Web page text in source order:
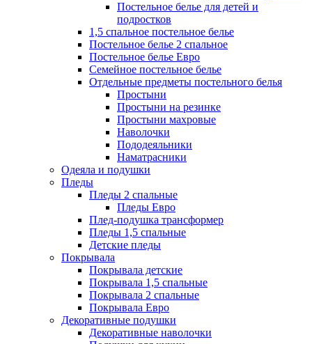
Постельное белье для детей и
подростков
1,5 спальное постельное белье
Постельное белье 2 спальное
Постельное белье Евро
Семейное постельное белье
Отдельные предметы постельного белья
Простыни
Простыни на резинке
Простыни махровые
Наволочки
Пододеяльники
Наматрасники
Одеяла и подушки
Пледы
Пледы 2 спальные
Пледы Евро
Плед-подушка трансформер
Пледы 1,5 спальные
Детские пледы
Покрывала
Покрывала детские
Покрывала 1,5 спальные
Покрывала 2 спальные
Покрывала Евро
Декоративные подушки
Декоративные наволочки